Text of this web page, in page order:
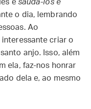
é saudá-los e
o dia, lembrando
Ao
criar o
anjo. Isso, além
ela, faz-nos honrar
dela e, ao mesmo